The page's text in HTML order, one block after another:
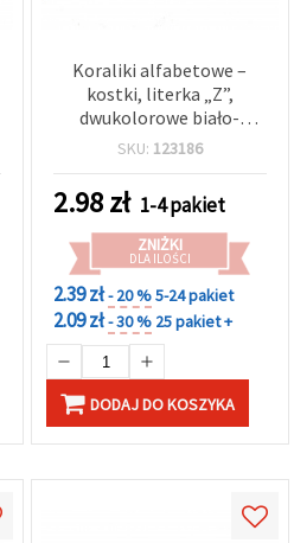
Koraliki alfabetowe –
kostki, literka „Z”,
dwukolorowe biało-
czarne, 6 mm, otwór 4
bransoletek, naszyjników,
makramy i biżuterii
personalizowanej
SKU: 123186
2.98zł 1-4 pakiet
ZNIŻKI
DLA ILOŚCI
2.39 zł- 20 %5-24 pakiet
2.09 zł- 30 % 25 pakiet +
DODAJ DO KOSZYKA